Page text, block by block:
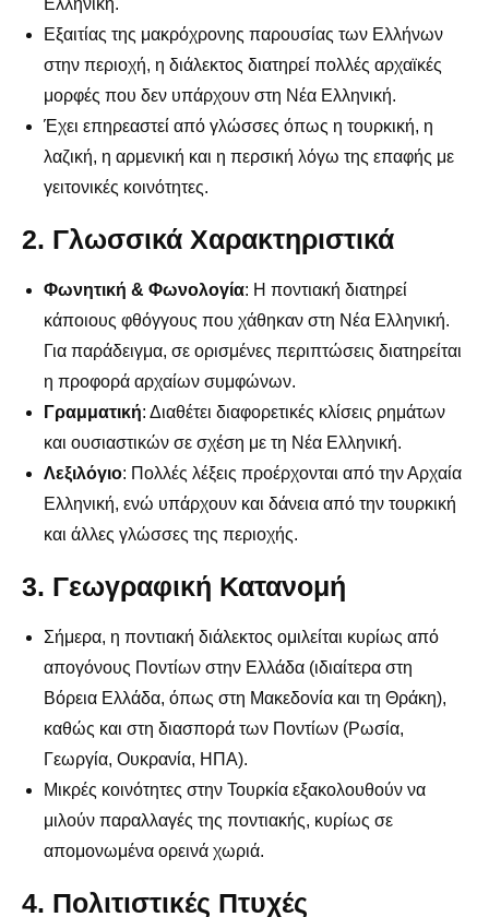
Εξαιτίας της μακρόχρονης παρουσίας των Ελλήνων
στην περιοχή, η διάλεκτος διατηρεί πολλές αρχαϊκές
μορφές που δεν υπάρχουν στη Νέα Ελληνική.
Έχει επηρεαστεί από γλώσσες όπως η τουρκική, η
λαζική, η αρμενική και η περσική λόγω της επαφής με
γειτονικές κοινότητες.
2. Γλωσσικά Χαρακτηριστικά
Φωνητική & Φωνολογία: Η ποντιακή διατηρεί
κάποιους φθόγγους που χάθηκαν στη Νέα Ελληνική.
Για παράδειγμα, σε ορισμένες περιπτώσεις διατηρείται
η προφορά αρχαίων συμφώνων.
Γραμματική: Διαθέτει διαφορετικές κλίσεις ρημάτων
και ουσιαστικών σε σχέση με τη Νέα Ελληνική.
Λεξιλόγιο: Πολλές λέξεις προέρχονται από την Αρχαία
Ελληνική, ενώ υπάρχουν και δάνεια από την τουρκική
και άλλες γλώσσες της περιοχής.
3. Γεωγραφική Κατανομή
Σήμερα, η ποντιακή διάλεκτος ομιλείται κυρίως από
απογόνους Ποντίων στην Ελλάδα (ιδιαίτερα στη
Βόρεια Ελλάδα, όπως στη Μακεδονία και τη Θράκη),
καθώς και στη διασπορά των Ποντίων (Ρωσία,
Γεωργία, Ουκρανία, ΗΠΑ).
Μικρές κοινότητες στην Τουρκία εξακολουθούν να
μιλούν παραλλαγές της ποντιακής, κυρίως σε
απομονωμένα ορεινά χωριά.
4. Πολιτιστικές Πτυχές